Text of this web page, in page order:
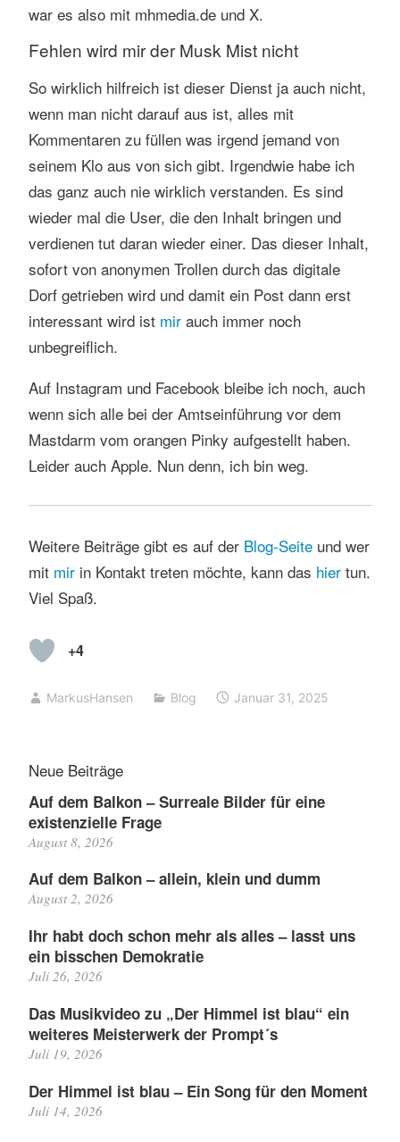
war es also mit mhmedia.de und X.
Fehlen wird mir der Musk Mist nicht
So wirklich hilfreich ist dieser Dienst ja auch nicht,
wenn man nicht darauf aus ist, alles mit
Kommentaren zu füllen was irgend jemand von
seinem Klo aus von sich gibt. Irgendwie habe ich
das ganz auch nie wirklich verstanden. Es sind
wieder mal die User, die den Inhalt bringen und
verdienen tut daran wieder einer. Das dieser Inhalt,
sofort von anonymen Trollen durch das digitale
Dorf getrieben wird und damit ein Post dann erst
interessant wird ist mirauch immer noch
unbegreiflich.
Auf Instagram und Facebook bleibe ich noch, auch
wenn sich alle bei der Amtseinführung vor dem
Mastdarm vom orangen Pinky aufgestellt haben.
Leider auch Apple. Nun denn, ich bin weg.
Weitere Beiträge gibt es auf der Blog-Seite und wer
mit mirin Kontakt treten möchte, kann das hiertun.
Viel Spaß.
+4
MarkusHansen Blog Januar 31, 2025
Neue Beiträge
Auf dem Balkon – Surreale Bilder für eine
existenzielle Frage
August 8, 2026
Auf dem Balkon – allein, klein und dumm
August 2, 2026
Ihr habt doch schon mehr als alles – lasst uns
ein bisschen Demokratie
Juli 26, 2026
Das Musikvideo zu „Der Himmel ist blau“ ein
weiteres Meisterwerk der Prompt´s
Juli 19, 2026
Der Himmel ist blau – Ein Song für den Moment
Juli 14, 2026